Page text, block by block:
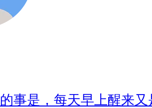
事是，每天早上醒来